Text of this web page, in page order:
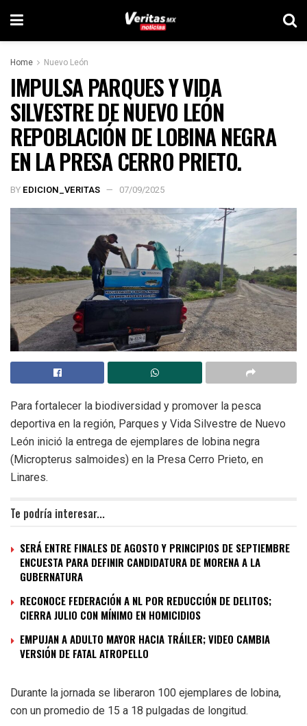
Home Nuevo León
IMPULSA PARQUES Y VIDA
SILVESTRE DE NUEVO LEÓN
REPOBLACIÓN DE LOBINA NEGRA
EN LA PRESA CERRO PRIETO.
BY EDICION_VERITAS 07/09/2025
Para fortalecer la biodiversidad y promover la pesca
deportiva en la región, Parques y Vida Silvestre de Nuevo
León inició la entrega de ejemplares de lobina negra
(Micropterus salmoides) en la Presa Cerro Prieto, en
Linares.
Te podría interesar...
SERÁ ENTRE FINALES DE AGOSTO Y PRINCIPIOS DE SEPTIEMBRE
ENCUESTA PARA DEFINIR CANDIDATURA DE MORENA A LA
GUBERNATURA
RECONOCE FEDERACIÓN A NL POR REDUCCIÓN DE DELITOS;
CIERRA JULIO CON MÍNIMO EN HOMICIDIOS
EMPUJAN A ADULTO MAYOR HACIA TRÁILER; VIDEO CAMBIA
VERSIÓN DE FATAL ATROPELLO
Durante la jornada se liberaron 100 ejemplares de lobina,
con un promedio de 15 a 18 pulgadas de longitud.